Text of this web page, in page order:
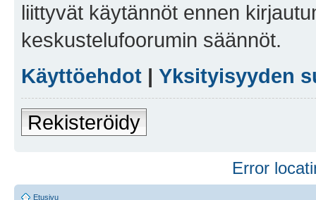
liittyvät käytännöt ennen
keskustelufoorumin säännöt.
Käyttöehdot | Yksityisyyden
Rekisteröidy
Error
Etusivu